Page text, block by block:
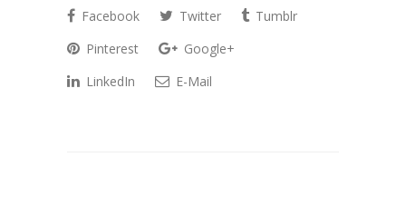
Facebook Twitter
Tumblr
Pinterest
Google+
LinkedIn
E-Mail